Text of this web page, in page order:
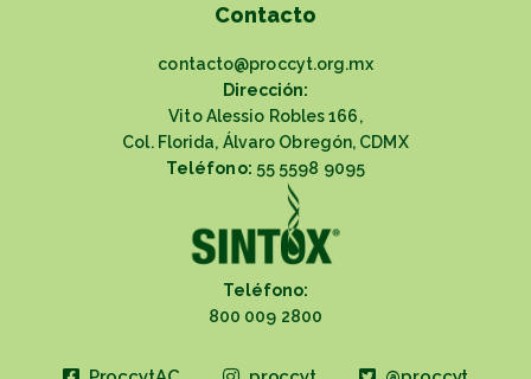
Contacto
contacto@proccyt.org.mx
Dirección:
Vito Alessio Robles 166,
Col. Florida, Álvaro Obregón, CDMX
Teléfono: 55 5598 9095
Teléfono:
800 009 2800